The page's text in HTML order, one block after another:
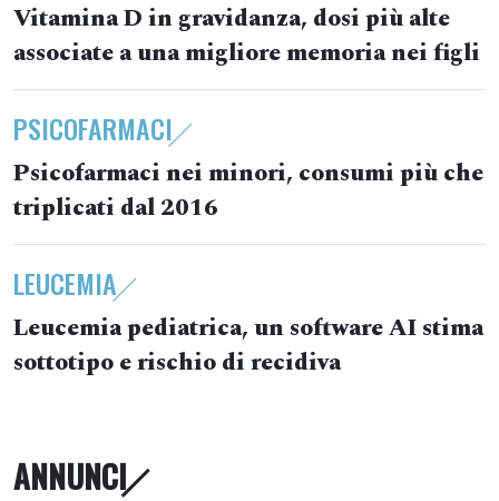
Vitamina D in gravidanza, dosi più alte
associate a una migliore memoria nei figli
PSICOFARMACI
Psicofarmaci nei minori, consumi più che
triplicati dal 2016
LEUCEMIA
Leucemia pediatrica, un software AI stima
sottotipo e rischio di recidiva
ANNUNCI